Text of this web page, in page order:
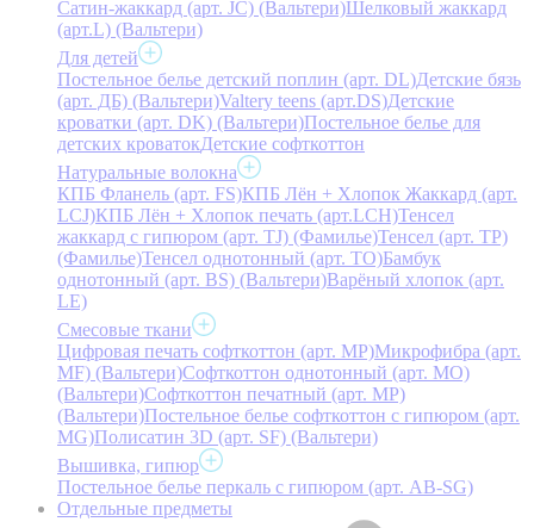
Сатин-жаккард (арт. JC) (Вальтери)Шелковый жаккард
(арт.L) (Вальтери)
Для детей
Постельное белье детский поплин (арт. DL)Детские бязь
(арт. ДБ) (Вальтери)Valtery teens (арт.DS)Детские
кроватки (арт. DK) (Вальтери)Постельное белье для
детских кроватокДетские софткоттон
Натуральные волокна
КПБ Фланель (арт. FS)КПБ Лён + Хлопок Жаккард (арт.
LCJ)КПБ Лён + Хлопок печать (арт.LCH)Тенсел
жаккард с гипюром (арт. TJ) (Фамилье)Тенсел (арт. ТР)
(Фамилье)Тенсел однотонный (арт. TO)Бамбук
однотонный (арт. BS) (Вальтери)Варёный хлопок (арт.
LE)
Смесовые ткани
Цифровая печать софткоттон (арт. MP)Микрофибра (арт.
MF) (Вальтери)Софткоттон однотонный (арт. MO)
(Вальтери)Софткоттон печатный (арт. MР)
(Вальтери)Постельное белье софткоттон с гипюром (арт.
MG)Полисатин 3D (арт. SF) (Вальтери)
Вышивка, гипюр
Постельное белье перкаль с гипюром (арт. AB-SG)
Отдельные предметы